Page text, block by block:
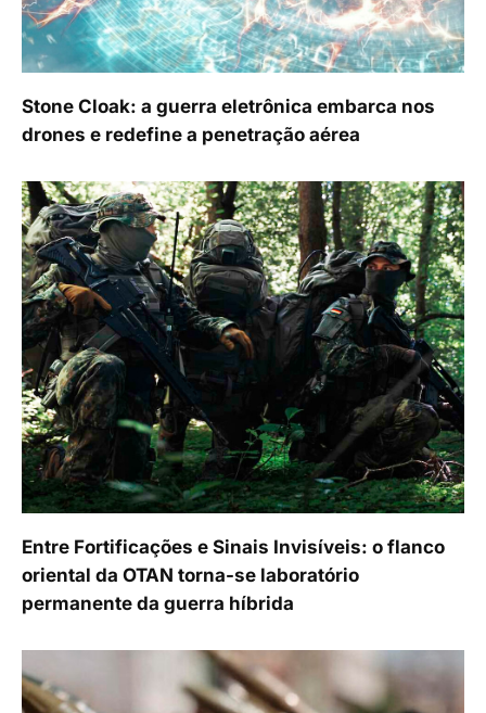
Stone Cloak: a guerra eletrônica embarca nos
drones e redefine a penetração aérea
Entre Fortificações e Sinais Invisíveis: o flanco
oriental da OTAN torna-se laboratório
permanente da guerra híbrida